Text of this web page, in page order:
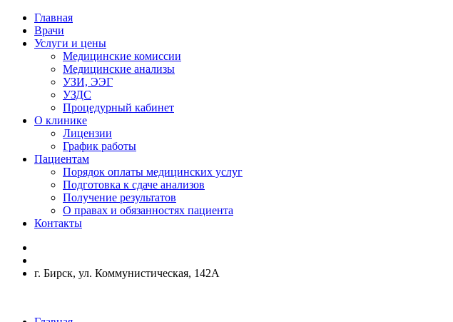
Главная
Врачи
Услуги и цены
Медицинские комиссии
Медицинские анализы
УЗИ, ЭЭГ
УЗДС
Процедурный кабинет
О клинике
Лицензии
График работы
Пациентам
Порядок оплаты медицинских услуг
Подготовка к сдаче анализов
Получение результатов
О правах и обязанностях пациента
Контакты
г. Бирск, ул. Коммунистическая, 142А